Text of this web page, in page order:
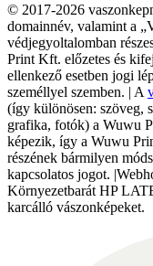
© 2017-2026
domainnév, valamint a
védjegyoltalomban
Print Kft. előzetes és
ellenkező esetben jogi
személlyel szemben. | A
(így különösen: szöveg,
grafika, fotók) a Wuwu
képezik, így a Wuwu
részének bármilyen
kapcsolatos jogot.
Környezetbarát HP
karcálló vászonképeket.